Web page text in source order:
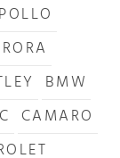
BMW
CAMARO